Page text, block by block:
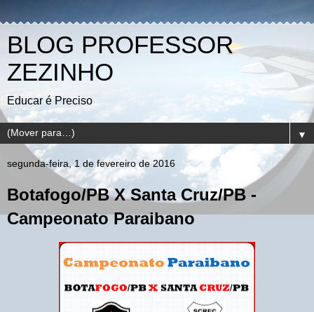
BLOG PROFESSOR
ZEZINHO
Educar é Preciso
▼
segunda-feira, 1 de fevereiro de 2016
Botafogo/PB X Santa Cruz/PB -
Campeonato Paraibano